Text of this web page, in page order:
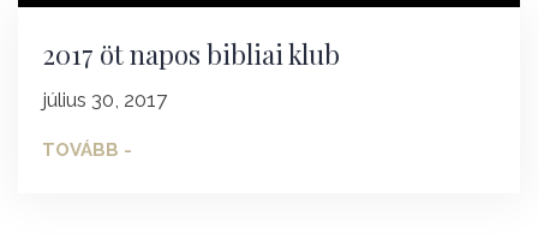
2017 öt napos bibliai klub
július 30, 2017
TOVÁBB -